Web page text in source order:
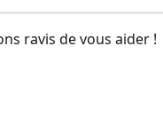
ravis de vous aider !